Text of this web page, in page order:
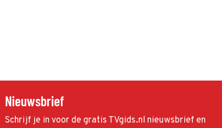
Nieuwsbrief
Schrijf je in voor de gratis TVgids.nl nieuwsbrief en